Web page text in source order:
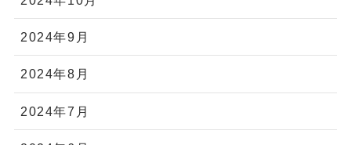
2024年9月
2024年8月
2024年7月